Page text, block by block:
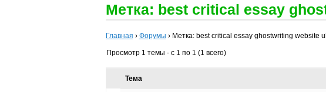
Метка: best critical essay
Главная › Форумы › Метка: best critical essay ghostwriting website
Просмотр 1 темы - с 1 по 1 (1 всего)
Тема